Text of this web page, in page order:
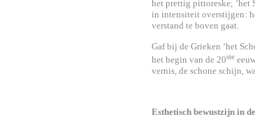
het prettig pittoreske; ‘het
in intensiteit overstijgen:
verstand te boven gaat.
Gaf bij de Grieken ‘het
het begin van de 20ste
vernis, de schone schijn,
Esthetisch bewustzijn in